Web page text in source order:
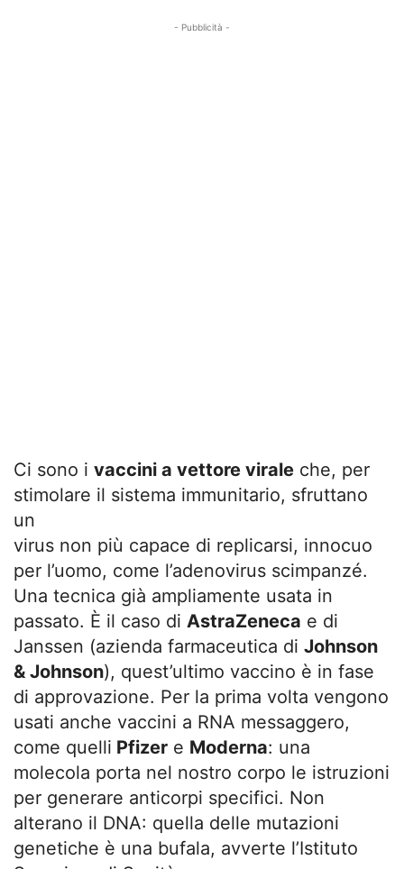
- Pubblicità -
Ci sono i vaccini a vettore virale che, per
stimolare il sistema immunitario, sfruttano
un
virus non più capace di replicarsi, innocuo
per l’uomo, come l’adenovirus scimpanzé.
Una tecnica già ampliamente usata in
passato. È il caso di AstraZeneca e di
Janssen (azienda farmaceutica di Johnson
& Johnson), quest’ultimo vaccino è in fase
di approvazione. Per la prima volta vengono
usati anche vaccini a RNA messaggero,
come quelli Pfizer e Moderna: una
molecola porta nel nostro corpo le istruzioni
per generare anticorpi specifici. Non
alterano il DNA: quella delle mutazioni
genetiche è una bufala, avverte l’Istituto